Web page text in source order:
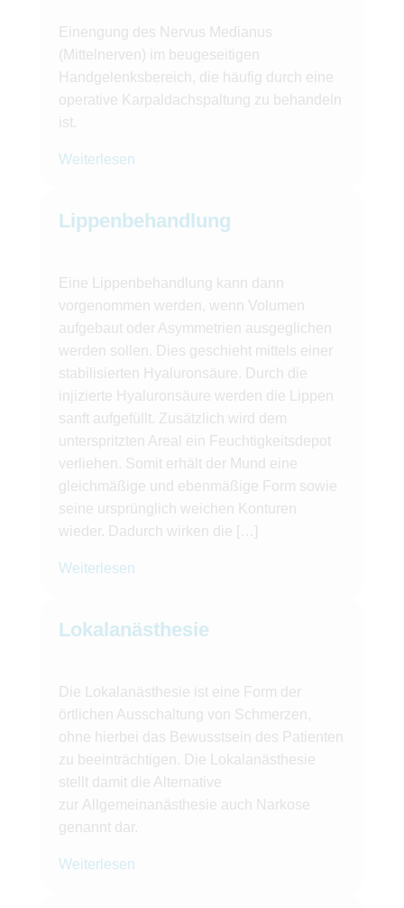
Einengung des Nervus Medianus
(Mittelnerven) im beugeseitigen
Handgelenksbereich, die häufig durch eine
operative Karpaldachspaltung zu behandeln
ist.
Weiterlesen
Lippenbehandlung
Eine Lippenbehandlung kann dann
vorgenommen werden, wenn Volumen
aufgebaut oder Asymmetrien ausgeglichen
werden sollen. Dies geschieht mittels einer
stabilisierten Hyaluronsäure. Durch die
injizierte Hyaluronsäure werden die Lippen
sanft aufgefüllt. Zusätzlich wird dem
unterspritzten Areal ein Feuchtigkeitsdepot
verliehen. Somit erhält der Mund eine
gleichmäßige und ebenmäßige Form sowie
seine ursprünglich weichen Konturen
wieder. Dadurch wirken die […]
Weiterlesen
Lokalanästhesie
Die Lokalanästhesie ist eine Form der
örtlichen Ausschaltung von Schmerzen,
ohne hierbei das Bewusstsein des Patienten
zu beeinträchtigen. Die Lokalanästhesie
stellt damit die Alternative
zur Allgemeinanästhesie auch Narkose
genannt dar.
Weiterlesen